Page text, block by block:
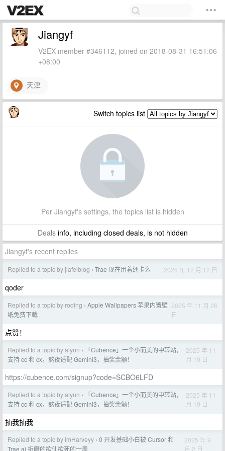
Jiangyf
V2EX member #346112, joined on 2018-08-31 16:51:06
+08:00
天津
Switch topics list
Per Jiangyf's settings, the topics list is hidden
Dealsinfo, including closed deals, is not hidden
Jiangyf's recent replies
Replied to a topic by jiafeiblog › Trae 现在用着还卡么 2025 年 12 月 12 日
qoder
Replied to a topic by roding › Apple Wallpapers 苹果内置壁
纸免费下载
2025 年 11 月 26
日
点赞！
Replied to a topic by alynn ›
「Cubence」一个小而美的中转站，
支持 cc 和 cx，熬夜适配 Gemini3，抽奖余额！
2025 年 11
月 19 日
https://cubence.com/signup?code=SCBO6LFD
Replied to a topic by alynn ›
「Cubence」一个小而美的中转站，
支持 cc 和 cx，熬夜适配 Gemini3，抽奖余额！
2025 年 11
月 19 日
抽我抽我
Replied to a topic by imHarveyy › 0 开发基础小白被 Cursor 和
Trae.ai 折磨的欲仙欲死的一周
2025 年 9
月 2 日